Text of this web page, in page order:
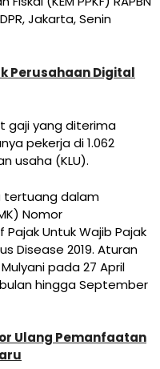
Jakarta, Senin
Perusahaan Digital
gaji yang diterima
pekerja di 1.062
usaha (KLU).
tertuang dalam
Nomor
Untuk Wajib Pajak
Disease 2019. Aturan
pada 27 April
hingga September
Ulang Pemanfaatan